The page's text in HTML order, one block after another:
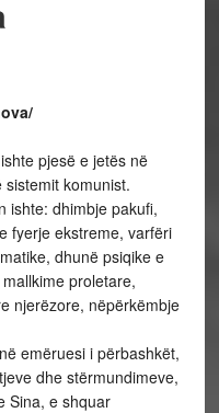
pjesë e jetës në
komunist.
ishte: dhimbje pakufi,
fyerje ekstreme, varfëri
dhunë psiqike e
proletare,
njerëzore, nëpërkëmbje
emëruesi i përbashkët,
dhe stërmundimeve,
Sina, e shquar